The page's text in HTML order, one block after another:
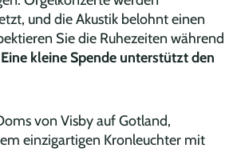
und die Akustik belohnt einen
Sie die Ruhezeiten während
Eine kleine Spende unterstützt den